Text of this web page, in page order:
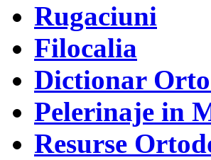
Rugaciuni
Filocalia
Dictionar
Pelerinaje in
Resurse